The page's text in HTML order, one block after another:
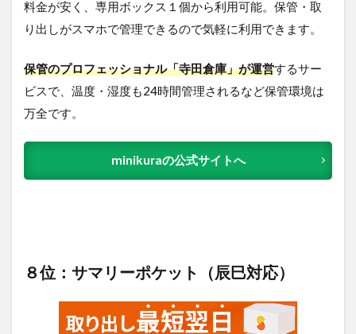
料金が安く、専用ボックス１個から利用可能。保管・取
り出しがスマホで管理できるので気軽に利用できます。
保管のプロフェッショナル「寺田倉庫」が運営するサー
ビスで、温度・湿度も24時間管理されるなど保管環境は
万全です。
minikuraの公式サイトへ
８位：サマリーポケット（辰巳対応）